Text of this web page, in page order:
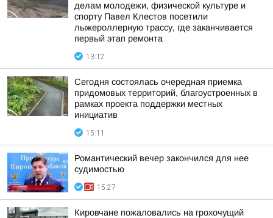
делам молодежи, физической культуре и
спорту Павел Клестов посетили
лыжероллерную трассу, где заканчивается
первый этап ремонта
13:12
Сегодня состоялась очередная приемка
придомовых территорий, благоустроенных в
рамках проекта поддержки местных
инициатив
15:11
Романтический вечер закончился для нее
судимостью
15:27
Кировчане пожаловались на грохочущий